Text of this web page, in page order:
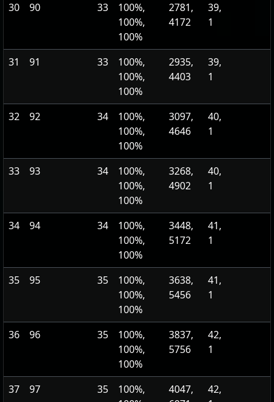
30 90 33
100%,
100%,
100%
2781,
4172
39,
1
31 91 33
100%,
100%,
100%
2935,
4403
39,
1
32 92 34
100%,
100%,
100%
3097,
4646
40,
1
33 93 34
100%,
100%,
100%
3268,
4902
40,
1
34 94 34
100%,
100%,
100%
3448,
5172
41,
1
35 95 35
100%,
100%,
100%
3638,
5456
41,
1
36 96 35
100%,
100%,
100%
3837,
5756
42,
1
37 97 35
100%,
4047,
42,